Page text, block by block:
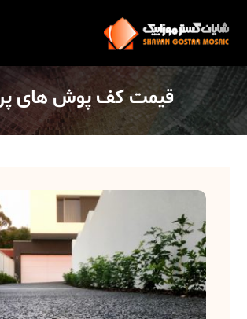
قیمت کف پوش های